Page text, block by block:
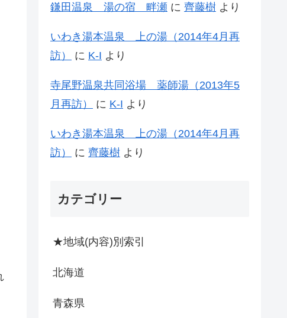
鎌田温泉 湯の宿 畔瀬 に 齊藤樹 より
いわき湯本温泉 上の湯（2014年4月再
訪）
に K-I より
寺尾野温泉共同浴場 薬師湯（2013年5
月再訪）
に K-I より
いわき湯本温泉 上の湯（2014年4月再
訪）
に 齊藤樹 より
カテゴリー
★地域(内容)別索引
北海道
青森県